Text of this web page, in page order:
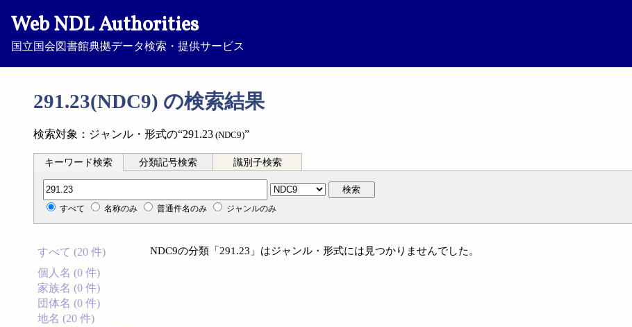
Web NDL Authorities
国立国会図書館典拠データ検索・提供サービス
291.23(NDC9) の検索結果
検索対象：ジャンル・形式の“291.23 (NDC9)”
キーワード検索 分類記号検索 識別子検索
分類記号検索 検索
すべて 名称のみ 普通件名のみ ジャンルのみ
すべて (20 件)
個人名 (0 件)
家族名 (0 件)
団体名 (0 件)
地名 (20 件)
NDC9の分類「291.23」はジャンル・形式には見つかりませんでした。